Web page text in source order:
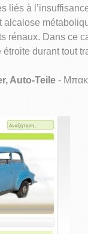
à
rénaux. Dans ce
durant tout
Auto-Teile -